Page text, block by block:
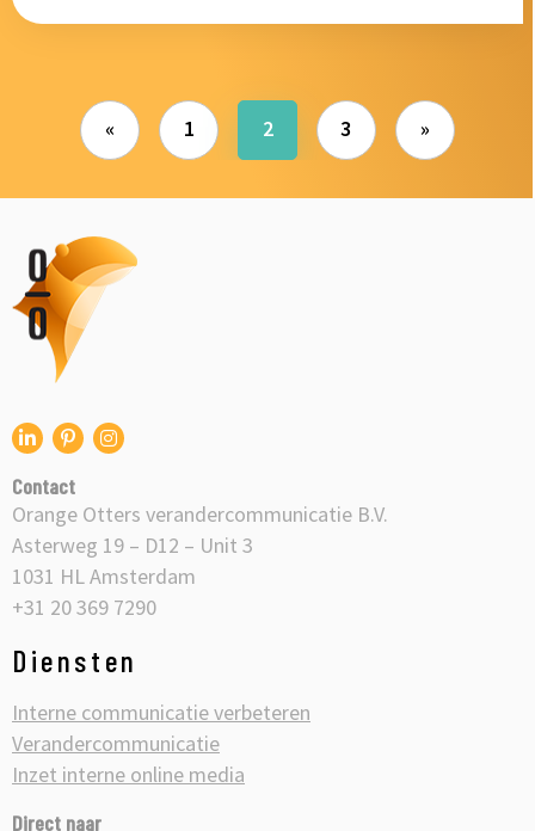
« 1 2 3 »
Orange
Otters
logo
Ga
onze
Linkedin
Ga
onze
Pinterest
Ga
Instagram
Contact
Orange Otters verandercommunicatie B.V.
Asterweg 19 – D12 – Unit 3
1031 HL Amsterdam
+31 20 369 7290
Diensten
Interne communicatie verbeteren
Verandercommunicatie
Inzet interne online media
Direct naar